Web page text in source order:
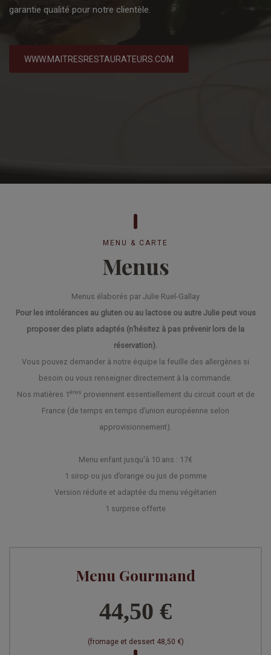
garantie qualité pour notre clientèle.
WWW.MAITRESRESTAURATEURS.COM
MENU & CARTE
Menus
Menus élaborés par Julie Ruel-Gallay
Pour les intolérances au gluten ou au lactose ou autre Julie peut vous
proposer des plats adaptés (n’hésitez à pas prévenir lors de la
réservation).
Vous pouvez demander à notre équipe la feuille des allergènes si
besoin ou vous renseigner directement à la commande.
Nos matières 1ères proviennent essentiellement du circuit court et de
France (de temps en temps d’union européenne selon
approvisionnement).
Menu enfant jusqu'à 10 ans : 17€
1 sirop ou jus d’orange ou jus de pomme
Version réduite et adaptée du menu végétarien
1 surprise offerte
Menu Gourmand
44,50 €
(fromage et dessert 48,50 €)